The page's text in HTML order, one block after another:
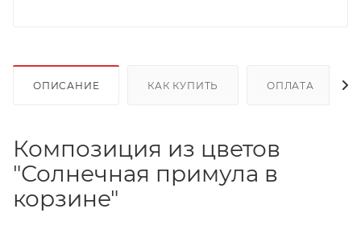
ОПИСАНИЕ КАК КУПИТЬ ОПЛАТА
Композиция из цветов
"Солнечная примула в
корзине"